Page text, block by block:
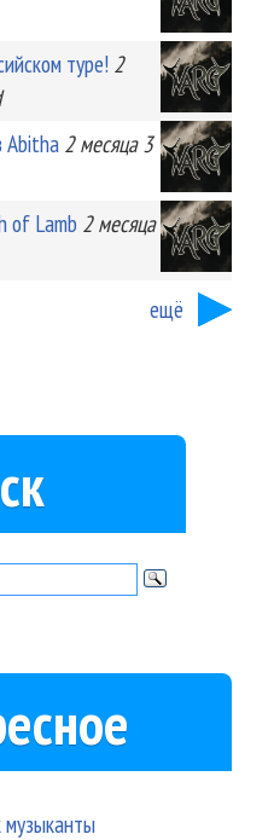
туре! 2
Abitha 2 месяца 3
of Lamb 2 месяца
ещё
музыканты